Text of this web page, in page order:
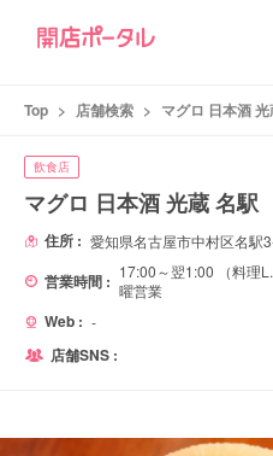
Top > 店舗検索 > マグロ 日本酒
飲食店
マグロ 日本酒 光蔵 名駅
住所 : 愛知県名古屋市中村区名駅
営業時間 : 17:00～翌1:00 （料理
曜営業
Web : -
店舗SNS :